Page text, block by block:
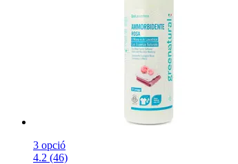
3 opció
4.2 (46)